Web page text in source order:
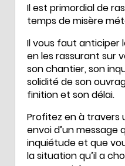
Il est primordial de
temps de misère
Il vous faut anticiper
en les rassurant sur
son chantier, son
solidité de son
finition et son délai.
Profitez en à travers
envoi d’un message
inquiétude et que
la situation qu’il a